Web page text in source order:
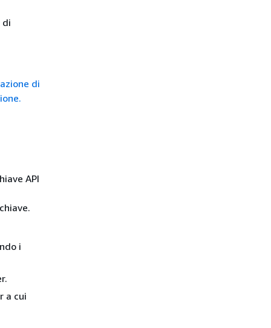
di
di
API
i
a cui